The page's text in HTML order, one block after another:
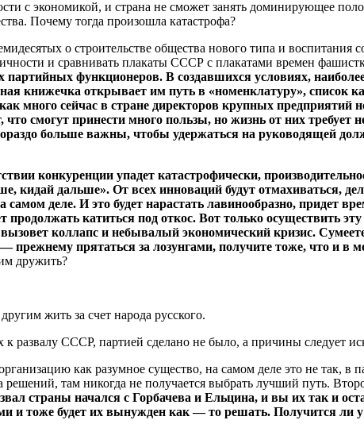
с экономикой, и страна не сможет занять доминирующее
Почему тогда произошла катастрофа?
о строительстве общества нового типа и воспитания
и сравнивать плакаты СССР с плакатами времен
партийных функционеров. В создавшихся условиях,
книжечка открывает им путь в «номенклатуру», список
много сейчас в стране директоров крупных предприятий
смогут принести много пользы, но жизнь от них требует
больше важны, чтобы удержаться на руководящей
конкуренции упадет катастрофически,
кидай дальше». От всех инноваций будут отмахиваться,
деле. И это будет нарастать лавинообразно, придет
продолжать катиться под откос. Вот только осуществить
коллапс и небывалый экономический кризис.
прежнему прятаться за лозунгами, получите тоже, что и в
дружить?
жить за счет народа русского.
развалу СССР, партией сделано не было, а причины следует
как разумное существо, на самом деле это не так, в
там никогда не получается выбрать лучший путь.
страны начался с Горбачева и Ельцина, и вы их так и
и тоже будет их вынужден как — то решать. Получится ли